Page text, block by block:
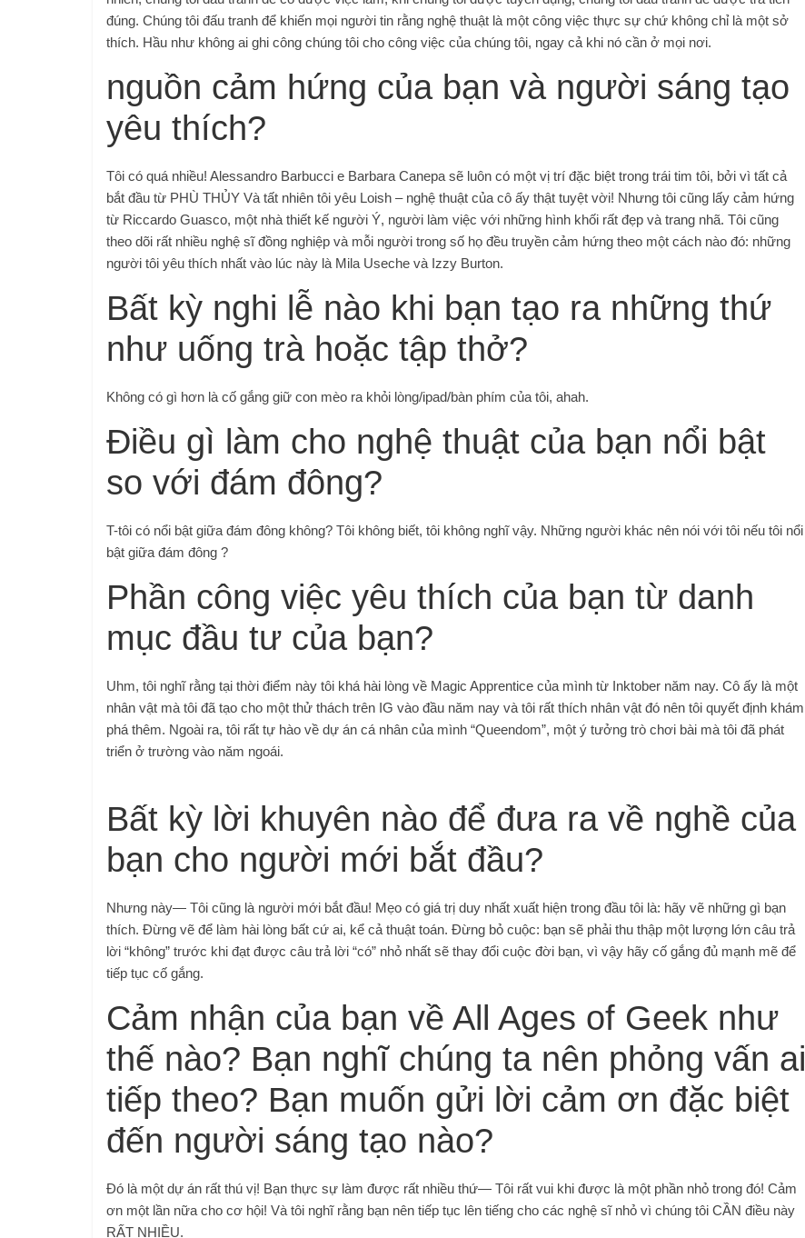
đúng. Chúng tôi đấu tranh để khiến mọi người tin rằng nghệ thuật là một công việc thực sự chứ không chỉ là một sở
thích. Hầu như không ai ghi công chúng tôi cho công việc của chúng tôi, ngay cả khi nó cần ở mọi nơi.
nguồn cảm hứng của bạn và người sáng tạo
yêu thích?
Tôi có quá nhiều! Alessandro Barbucci e Barbara Canepa sẽ luôn có một vị trí đặc biệt trong trái tim tôi, bởi vì tất cả
bắt đầu từ PHÙ THỦY Và tất nhiên tôi yêu Loish – nghệ thuật của cô ấy thật tuyệt vời! Nhưng tôi cũng lấy cảm hứng
từ Riccardo Guasco, một nhà thiết kế người Ý, người làm việc với những hình khối rất đẹp và trang nhã. Tôi cũng
theo dõi rất nhiều nghệ sĩ đồng nghiệp và mỗi người trong số họ đều truyền cảm hứng theo một cách nào đó: những
người tôi yêu thích nhất vào lúc này là Mila Useche và Izzy Burton.
Bất kỳ nghi lễ nào khi bạn tạo ra những thứ
như uống trà hoặc tập thở?
Không có gì hơn là cố gắng giữ con mèo ra khỏi lòng/ipad/bàn phím của tôi, ahah.
Điều gì làm cho nghệ thuật của bạn nổi bật
so với đám đông?
T-tôi có nổi bật giữa đám đông không? Tôi không biết, tôi không nghĩ vậy. Những người khác nên nói với tôi nếu tôi nổi
bật giữa đám đông ?
Phần công việc yêu thích của bạn từ danh
mục đầu tư của bạn?
Uhm, tôi nghĩ rằng tại thời điểm này tôi khá hài lòng về Magic Apprentice của mình từ Inktober năm nay. Cô ấy là một
nhân vật mà tôi đã tạo cho một thử thách trên IG vào đầu năm nay và tôi rất thích nhân vật đó nên tôi quyết định khám
phá thêm. Ngoài ra, tôi rất tự hào về dự án cá nhân của mình “Queendom”, một ý tưởng trò chơi bài mà tôi đã phát
triển ở trường vào năm ngoái.
Bất kỳ lời khuyên nào để đưa ra về nghề của
bạn cho người mới bắt đầu?
Nhưng này— Tôi cũng là người mới bắt đầu! Mẹo có giá trị duy nhất xuất hiện trong đầu tôi là: hãy vẽ những gì bạn
thích. Đừng vẽ để làm hài lòng bất cứ ai, kể cả thuật toán. Đừng bỏ cuộc: bạn sẽ phải thu thập một lượng lớn câu trả
lời “không” trước khi đạt được câu trả lời “có” nhỏ nhất sẽ thay đổi cuộc đời bạn, vì vậy hãy cố gắng đủ mạnh mẽ để
tiếp tục cố gắng.
Cảm nhận của bạn về All Ages of Geek như
thế nào? Bạn nghĩ chúng ta nên phỏng vấn ai
tiếp theo? Bạn muốn gửi lời cảm ơn đặc biệt
đến người sáng tạo nào?
Đó là một dự án rất thú vị! Bạn thực sự làm được rất nhiều thứ— Tôi rất vui khi được là một phần nhỏ trong đó! Cảm
ơn một lần nữa cho cơ hội! Và tôi nghĩ rằng bạn nên tiếp tục lên tiếng cho các nghệ sĩ nhỏ vì chúng tôi CẦN điều này
RẤT NHIỀU.